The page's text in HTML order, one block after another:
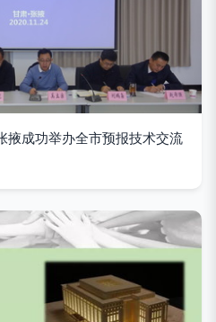
成功举办全市预报技术交流